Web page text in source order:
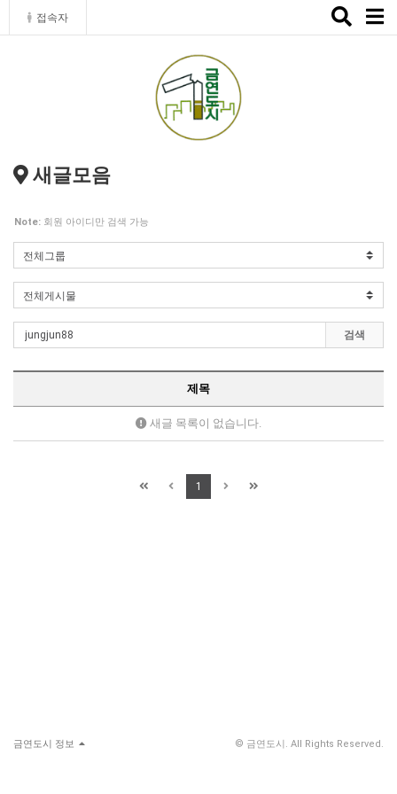
접속자
Toggle
새글모음
Note: 회원 아이디만 검색 가능
검색
제목
새글 목록이 없습니다.
1
금연도시 정보 © 금연도시. All Rights Reserved.